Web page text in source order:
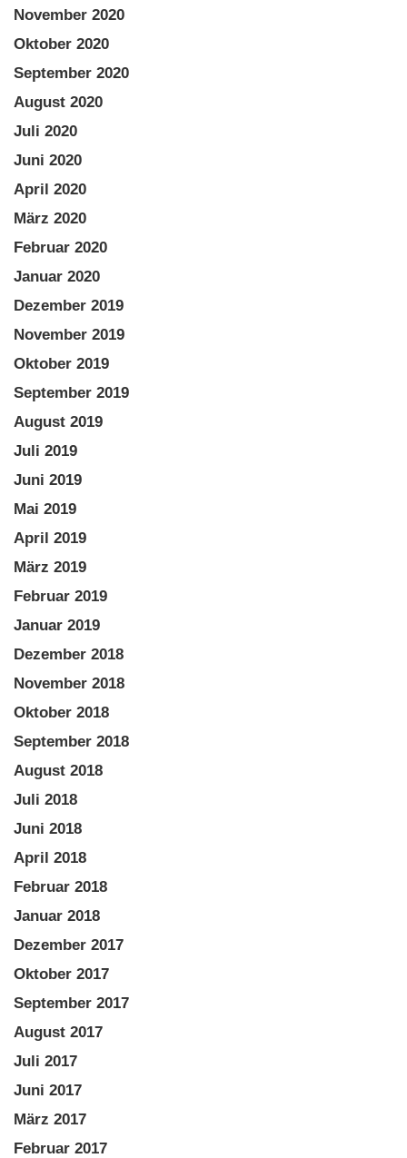
November 2020
Oktober 2020
September 2020
August 2020
Juli 2020
Juni 2020
April 2020
März 2020
Februar 2020
Januar 2020
Dezember 2019
November 2019
Oktober 2019
September 2019
August 2019
Juli 2019
Juni 2019
Mai 2019
April 2019
März 2019
Februar 2019
Januar 2019
Dezember 2018
November 2018
Oktober 2018
September 2018
August 2018
Juli 2018
Juni 2018
April 2018
Februar 2018
Januar 2018
Dezember 2017
Oktober 2017
September 2017
August 2017
Juli 2017
Juni 2017
März 2017
Februar 2017